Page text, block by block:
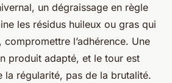
un dégraissage en règle
les résidus huileux ou gras qui
l’adhérence. Une
produit adapté, et le tour est
la régularité, pas de la brutalité.